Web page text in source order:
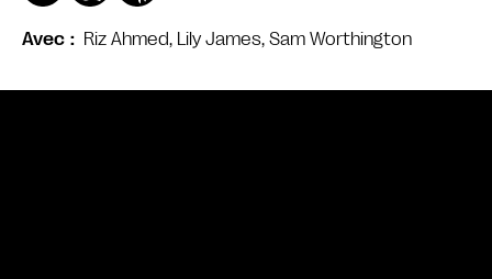
Avec Riz Ahmed, Lily James, Sam Worthington